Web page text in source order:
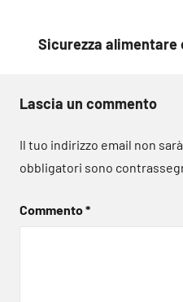
Sicurezza
Lascia un commento
Il tuo indirizzo email non
obbligatori sono
Commento*